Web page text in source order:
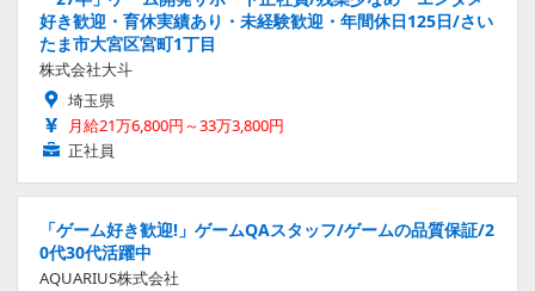
好き歓迎・育休実績あり・未経験歓迎・年間休日125日/さい
たま市大宮区宮町1丁目
株式会社大斗
埼玉県
月給21万6,800円～33万3,800円
正社員
「ゲーム好き歓迎!」ゲームQAスタッフ/ゲームの品質保証/2
0代30代活躍中
AQUARIUS株式会社